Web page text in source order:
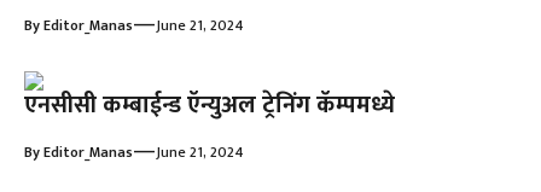
ByEditor_Manas—June 21, 2024
एनसीसी कम्बाईन्ड ऍन्युअल ट्रेनिंग कॅम्पमध्ये
ByEditor_Manas—June 21, 2024